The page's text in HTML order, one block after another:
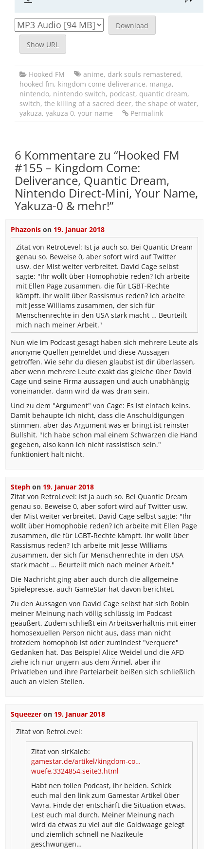
Download
Show URL
Hooked FM anime, dark souls remastered,
hooked fm, kingdom come deliverance, manga,
nintendo, nintendo switch, podcast, quantic dream,
switch, the killing of a sacred deer, the shape of water,
yakuza, yakuza 0, your name Permalink
6 Kommentare zu “Hooked FM
#155 – Kingdom Come:
Deliverance, Quantic Dream,
Nintendo Direct-Mini, Your Name,
Yakuza-0 & mehr!”
Phazonison 19. Januar 2018
Zitat von RetroLevel: Ist ja auch so. Bei Quantic Dream
genau so. Beweise 0, aber sofort wird auf Twitter
usw. der Mist weiter verbreitet. David Cage selbst
sagte: "Ihr wollt über Homophobie reden? Ich arbeite
mit Ellen Page zusammen, die für LGBT-Rechte
kämpft. Ihr wollt über Rassismus reden? Ich arbeite
mit Jesse Williams zusammen, der sich für
Menschenrechte in den USA stark macht … Beurteilt
mich nach meiner Arbeit."
Nun wie im Podcast gesagt haben sich mehrere Leute als
anonyme Quellen gemeldet und diese Aussagen
getroffen. Wie sehr du diesen glaubst ist dir überlassen,
aber wenn mehrere Leute exakt das gleiche über David
Cage und seine Firma aussagen und auch unabhängig
voneinander, dann wird da was dran sein.
Und zu dem "Argument" von Cage: Es ist einfach keins.
Damit behaupte ich nicht, dass die Anschuldigungen
stimmen, aber das Argument was er bringt ist reinster
Bullshit. "Ich habe schon mal einem Schwarzen die Hand
gegeben, also kann ich nicht rassistisch sein."
funktioniert halt nicht.
Stephon 19. Januar 2018
Zitat von RetroLevel: Ist ja auch so. Bei Quantic Dream
genau so. Beweise 0, aber sofort wird auf Twitter usw.
der Mist weiter verbreitet. David Cage selbst sagte: "Ihr
wollt über Homophobie reden? Ich arbeite mit Ellen Page
zusammen, die für LGBT-Rechte kämpft. Ihr wollt über
Rassismus reden? Ich arbeite mit Jesse Williams
zusammen, der sich für Menschenrechte in den USA
stark macht … Beurteilt mich nach meiner Arbeit."
Die Nachricht ging aber auch durch die allgemeine
Spielepresse, auch GameStar hat davon berichtet.
Zu den Aussagen von David Cage selbst hat sich Robin
meiner Meinung nach völlig schlüssig im Podcast
geäußert. Zudem schließt ein Arbeitsverhältnis mit einer
homosexuellen Person nicht aus, dass man nicht
trotzdem homophob ist oder zumindest "verquere"
Gedanken hat. Das Beispiel Alice Weidel und die AFD
ziehe ich nur ungern aus dem Ärmel, aber ihr
Privatleben und ihre Parteiarbeit beißen sich schließlich
auch an vielen Stellen.
Squeezeron 19. Januar 2018
Zitat von RetroLevel:
Zitat von sirKaleb:
gamestar.de/artikel/kingdom-co…
wuefe,3324854,seite3.html
Habt nen tollen Podcast, ihr beiden. Schick
euch mal den link zum Gamestar Artikel über
Vavra. Finde der entschärft die Situation etwas.
Lest euch mal durch. Meiner Meinung nach
wird da etwas zu viel auf die Goldwaage gelegt
und ziemlich schnell ne Nazikeule
geschwungen…